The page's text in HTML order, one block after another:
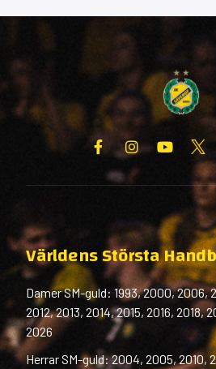
Världens Största
Damer SM-guld: 1993, 2000, 2006,
2012, 2013, 2014, 2015, 2016, 2018,
2026
Herrar SM-guld: 2004, 2005, 2010,